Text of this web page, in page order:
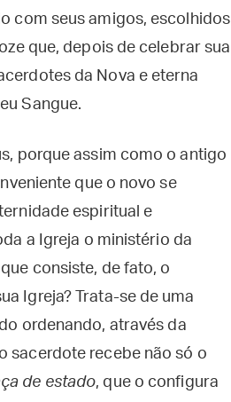
com seus amigos, escolhidos
que, depois de celebrar sua
da Nova e eterna
Sangue.
porque assim como o antigo
que o novo se
espiritual e
a Igreja o ministério da
consiste, de fato, o
Igreja? Trata-se de uma
ordenando, através da
sacerdote recebe não só o
de estado, que o configura